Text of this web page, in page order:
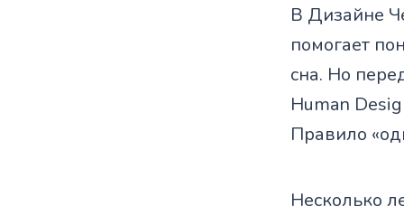
В Дизайне
помогает
сна. Но
Human
Правило
Несколько